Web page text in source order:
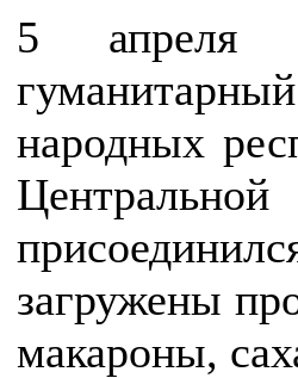
5 апреля
народных
загружены
макароны,